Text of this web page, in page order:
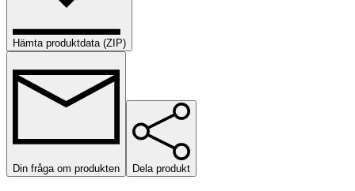
Hämta produktdata (ZIP)
Din fråga om produkten Dela produkt